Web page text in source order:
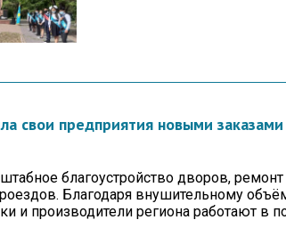
свои предприятия новыми
благоустройство дворов,
Благодаря внушительному
и производители региона работают в